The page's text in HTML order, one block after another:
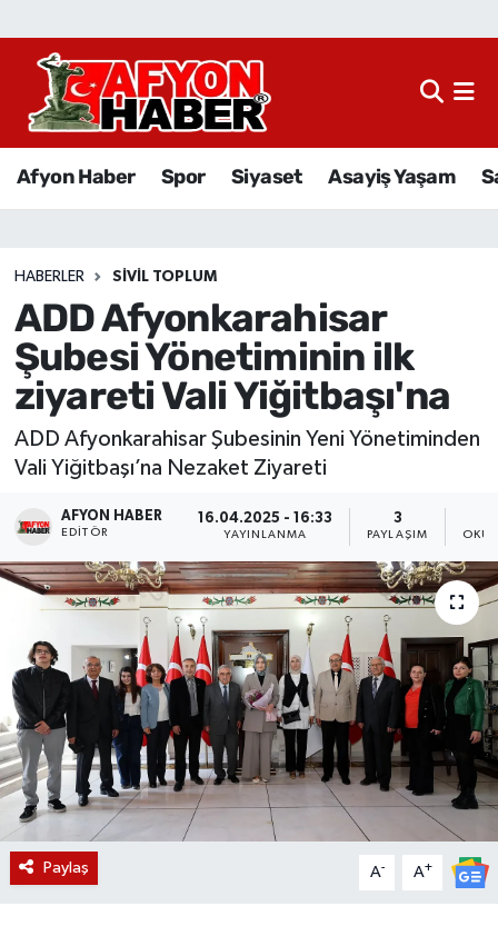
Afyon Haber Spor Siyaset Asayiş Yaşam
HABERLER SIVIL TOPLUM
ADD Afyonkarahisar
Şubesi Yönetiminin ilk
ziyareti Vali Yiğitbaşı'na
ADD Afyonkarahisar Şubesinin Yeni Yönetiminden
Vali Yiğitbaşı’na Nezaket Ziyareti
AFYON HABER
EDITÖR
16.04.2025 - 16:33
YAYINLANMA
3
PAYLAŞIM
Paylaş A- A+
Afyon Haber
Sağlık
Eğitim
Ekonomi
Magazin
Etkinlikler